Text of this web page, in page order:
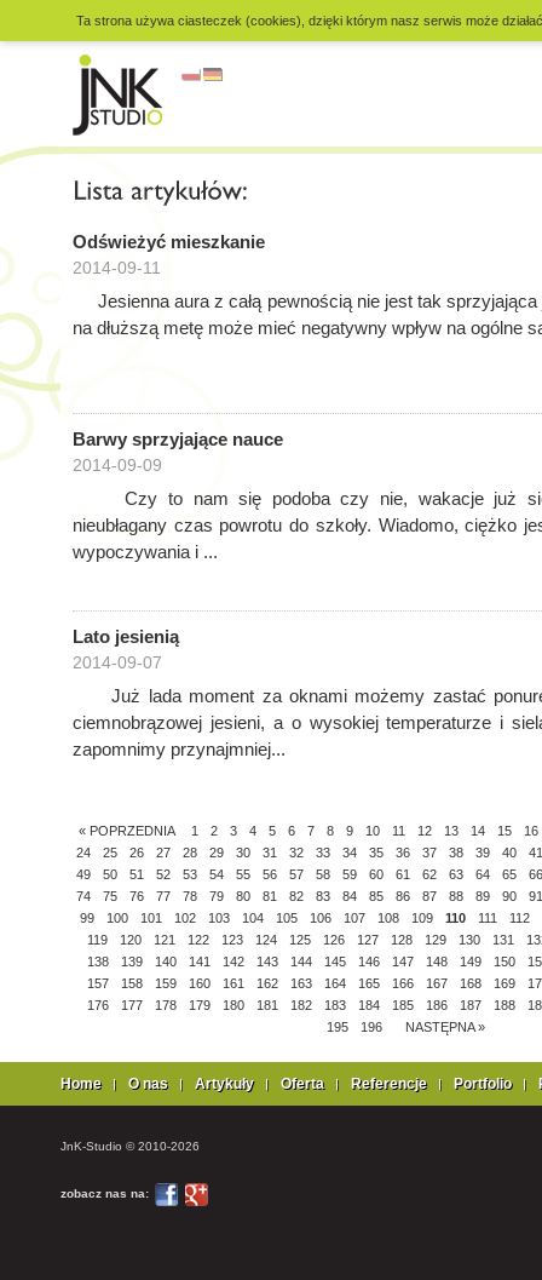
Ta strona używa ciasteczek (cookies), dzięki którym nasz serwis może
Odświeżyć mieszkanie
2014-09-11
Jesienna aura z całą pewnością nie jest tak sprzyjająca
na dłuższą metę może mieć negatywny wpływ na ogólne
Barwy sprzyjające nauce
2014-09-09
Czy to nam się podoba czy nie, wakacje już się
nieubłagany czas powrotu do szkoły. Wiadomo, ciężko
wypoczywania i ...
Lato jesienią
2014-09-07
Już lada moment za oknami możemy zastać
ciemnobrązowej jesieni, a o wysokiej temperaturze i
zapomnimy przynajmniej...
« POPRZEDNIA 1 2 3 4 5 6 7 8 9 10 11 12 13 14 15
16
24
25 26 27 28 29 30 31 32 33 34 35 36 37 38 39 40
41
49
50 51 52 53 54 55 56 57 58 59 60 61 62 63 64 65
66
74
75 76 77 78 79 80 81 82 83 84 85 86 87 88 89 90
91
99
100 101 102 103 104 105 106 107 108 109 110 111 112
119
120 121 122 123 124 125 126 127 128 129 130 131
138
139 140 141 142 143 144 145 146 147 148 149 150
157
158 159 160 161 162 163 164 165 166 167 168 169
176
177 178 179 180 181 182 183 184 185 186 187 188
195
196 NASTĘPNA »
Home O nas Artykuły Oferta Referencje Portfolio
JnK-Studio © 2010-2026
zobacz nas na: